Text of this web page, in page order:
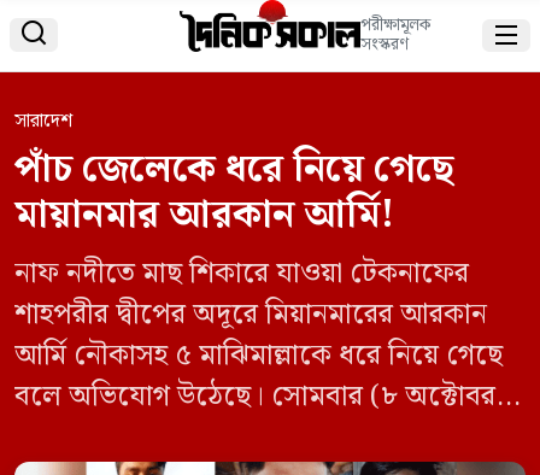
 পরীক্ষামূলক
সংস্করণ 
সারাদেশ
পাঁচ জেলেকে ধরে নিয়ে গেছে
মায়ানমার আরকান আর্মি!
নাফ নদীতে মাছ শিকারে যাওয়া টেকনাফের
শাহপরীর দ্বীপের অদূরে মিয়ানমারের আরকান
আর্মি নৌকাসহ ৫ মাঝিমাল্লাকে ধরে নিয়ে গেছে
বলে অভিযোগ উঠেছে। সোমবার (৮ অক্টোবর)